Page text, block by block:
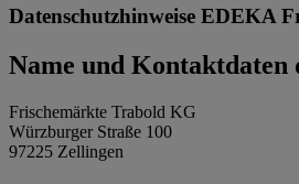
Datenschutzhinweise EDEKA
Name und
Frischemärkte Trabold KG
Würzburger Straße 100
97225 Zellingen